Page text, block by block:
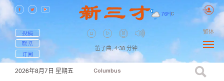
76F| C
投稿
联系
订阅
笛子曲, 4:38 分钟
繁体
2026年8月7日 星期五 Columbus